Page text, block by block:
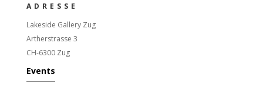
ADRESSE
Lakeside Gallery Zug
Artherstrasse 3
CH-6300 Zug
Events